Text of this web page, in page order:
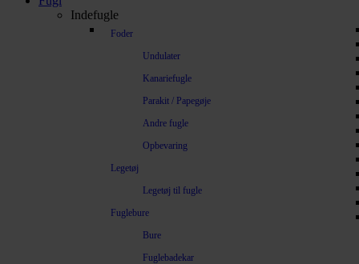
Indefugle
Foder
Undulater
Kanariefugle
Parakit / Papegøje
Andre fugle
Opbevaring
Legetøj
Legetøj til fugle
Fuglebure
Bure
Fuglebadekar